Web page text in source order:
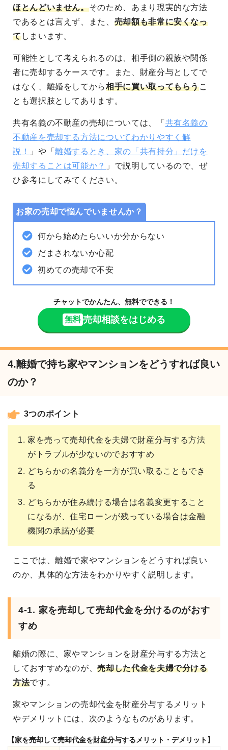
ほとんどいません。そのため、あまり現実的な方法
であるとは言えず、また、 売却額も非常に安くなっ
てしまいます。
可能性として考えられるのは、相手側の親族や関係
者に売却するケースです。また、財産分与としてで
はなく、離婚をしてから相手に買い取ってもらうこ
とも選択肢としてあります。
共有名義の不動産の売却については、「 共有名義の
不動産を売却する方法についてわかりやすく解
説！
」や「離婚するとき、家の「共有持分」だけを
売却することは可能か？ 」で説明しているので、ぜ
ひ参考にしてみてください。
お家の売却で悩んでいませんか？
何から始めたらいいか分からない
だまされないか心配
初めての売却で不安
チャットでかんたん、無料でできる！
無料 売却相談をはじめる
4.離婚で持ち家やマンションをどうすれば良い
のか？
3つのポイント
家を売って売却代金を夫婦で財産分与する方法
がトラブルが少ないのでおすすめ
どちらかの名義分を一方が買い取ることもでき
る
どちらかが住み続ける場合は名義変更すること
になるが、住宅ローンが残っている場合は金融
機関の承諾が必要
ここでは、離婚で家やマンションをどうすれば良い
のか、具体的な方法をわかりやすく説明します。
4-1. 家を売却して売却代金を分けるのがおす
すめ
離婚の際に、家やマンションを財産分与する方法と
しておすすめなのが、売却した代金を夫婦で分ける
方法です。
家やマンションの売却代金を財産分与するメリット
やデメリットには、次のようなものがあります。
【家を売却して売却代金を財産分与するメリット・デメリット】